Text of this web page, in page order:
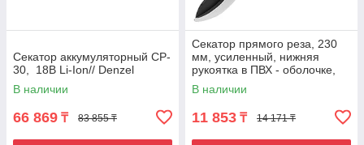
Секатор аккумуляторный CP-
30, 18В Li-Ion// Denzel
В наличии
66 869 ₸ 83 855 ₸
Секатор прямого реза, 230
мм, усиленный, нижняя
рукоятка в ПВХ - оболочке,
Luxe, Palisad
В наличии
11 853 ₸ 14 171 ₸